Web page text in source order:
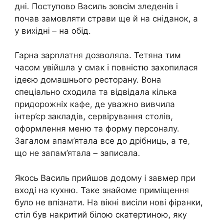
дні. Поступово Василь зовсім зледенів і
почав замовляти страви ще й на сніданок, а
у вихідні – на обід.
Гарна зарnлатня дозволяла. Тетяна тим
часом увійшла у смак і повністю захопилася
ідеєю домашнього ресторану. Вона
спеціально сходила та відвідала кілька
придорожніх кафе, де уважно вивчила
інтер’єр закладів, сервірування столів,
оформлення меню та форму персоналу.
Загалом апам’ятала все до дрібниць, а те,
що не запам’ятала – записала.
Якось Василь прийшов додому і завмер при
вході на кухню. Таке знайоме приміщення
було не впізнати. На вікні висіли нові фіранки,
стіл був накритий білою скатертиною, яку